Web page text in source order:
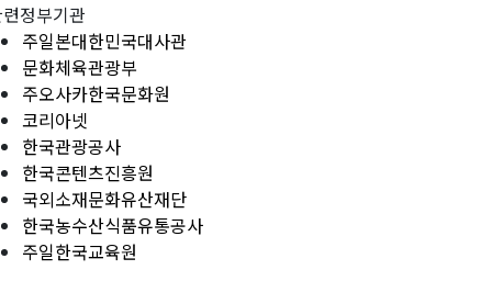
정부기관
주일본대한민국대사관
문화체육관광부
주오사카한국문화원
코리아넷
한국관광공사
한국콘텐츠진흥원
국외소재문화유산재단
한국농수산식품유통공사
주일한국교육원